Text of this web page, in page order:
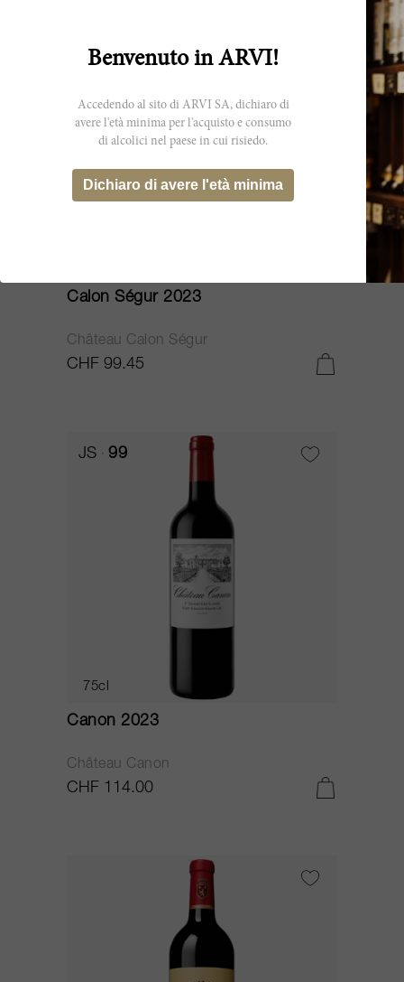
Calon Ségur 2023
Château Calon Ségur
CHF 99.45
JS 99
75cl
Canon 2023
Château Canon
CHF 114.00
Benvenuto in ARVI!
Accedendo al sito di ARVI SA, dichiaro di
avere l'età minima per l'acquisto e consumo
di alcolici nel paese in cui risiedo.
Dichiaro di avere l'età minima